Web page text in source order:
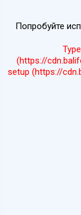
Попробуйте
(https://
setup (https://